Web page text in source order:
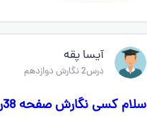
آیسا پقه
درس2 نگارش دوازدهم
سلام کسی نگارش صفحه 38رو نوشته دوازدهم انسانی از گوگل هم نباشه لطفا